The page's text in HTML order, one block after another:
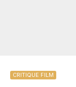
CRITIQUE FILM